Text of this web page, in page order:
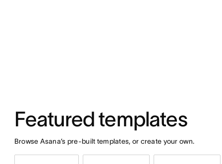
Featured templates
Browse Asana’s pre-built templates, or create your own.